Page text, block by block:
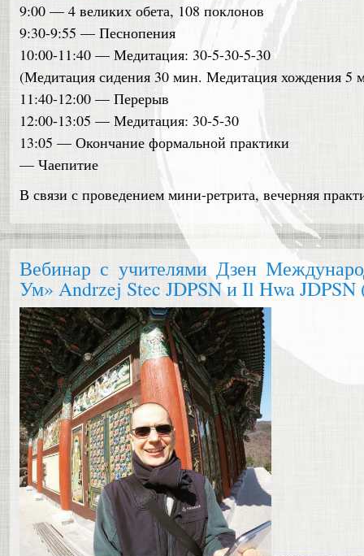
9:00 — 4 великих обета, 108 поклонов
9:30-9:55 — Песнопения
10:00-11:40 — Медитация: 30-5-30-5-30
(Медитация сидения 30 мин. Медитация хождения 5
11:40-12:00 — Перерыв
12:00-13:05 — Медитация: 30-5-30
13:05 — Окончание формальной практики
— Чаепитие
В связи с проведением мини-ретрита, вечерняя
Вебинар с учителями Дзен
Ум» Andrzej Stec JDPSN и Il Hwa JDPSN